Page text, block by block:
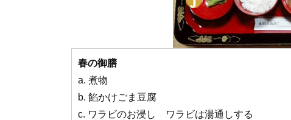
春の御膳
a. 煮物
b. 餡かけごま豆腐
c. ワラビのお浸し ワラビは湯通しする